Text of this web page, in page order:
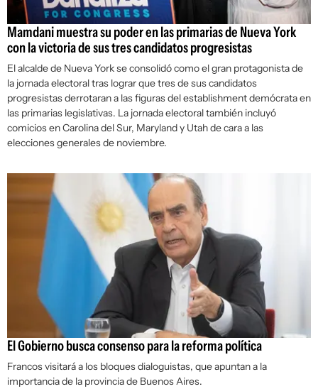
Mamdani muestra su poder en las primarias de Nueva York
con la victoria de sus tres candidatos progresistas
El alcalde de Nueva York se consolidó como el gran protagonista de
la jornada electoral tras lograr que tres de sus candidatos
progresistas derrotaran a las figuras del establishment demócrata en
las primarias legislativas. La jornada electoral también incluyó
comicios en Carolina del Sur, Maryland y Utah de cara a las
elecciones generales de noviembre.
El Gobierno busca consenso para la reforma política
Francos visitará a los bloques dialoguistas, que apuntan a la
importancia de la provincia de Buenos Aires.